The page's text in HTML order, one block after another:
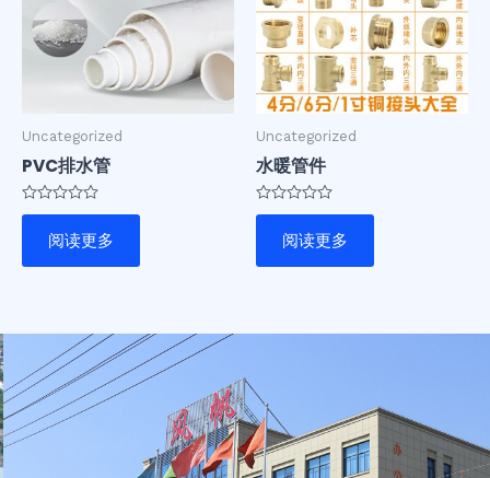
Uncategorized
PVC排水管
评
5
阅读更多
Uncategorized
水暖管件
评
5
阅读更多